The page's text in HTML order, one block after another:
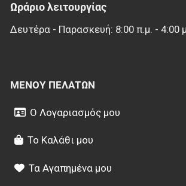
Ωράριο λειτουργίας
Δευτέρα - Παρασκευή: 8:00 π.μ. - 4:00
ΜΕΝΟΎ ΠΕΛΑΤΏΝ
Ο Λογαριασμός μου
Το Καλάθι μου
Τα Αγαπημένα μου